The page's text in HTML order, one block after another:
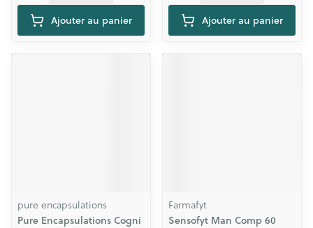
Ajouter au panier Ajouter au panier
pure encapsulations
Pure Encapsulations Cogni
Farmafyt
Sensofyt Man Comp 60